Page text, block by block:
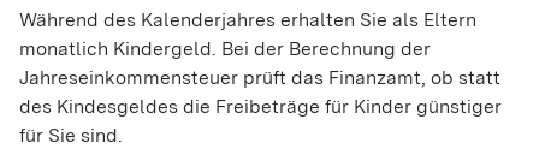
Während des Kalenderjahres erhalten Sie als Eltern
monatlich Kindergeld. Bei der Berechnung der
Jahreseinkommensteuer prüft das Finanzamt, ob statt
des Kindesgeldes die Freibeträge für Kinder günstiger
für Sie sind.